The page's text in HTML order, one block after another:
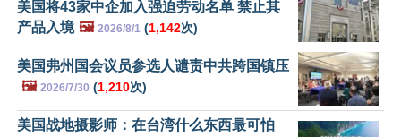
美国将43家中企加入强迫劳动名单 禁止其
产品入境 🖼️ 2026/8/1 (1,142次)
美国弗州国会议员参选人谴责中共跨国镇压
🖼️ 2026/7/30 (1,210次)
美国战地摄影师：在台湾什么东西最可怕